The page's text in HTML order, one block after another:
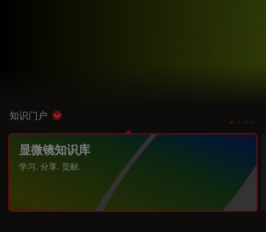
知识门户 Show subnavigation
显微镜知识库
学习. 分享. 贡献.